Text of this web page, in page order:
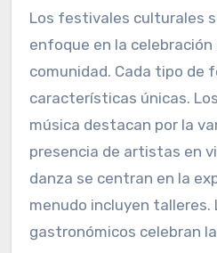
Los festivales culturales
enfoque en la
comunidad. Cada tipo de
características únicas.
música destacan por la
presencia de artistas en
danza se centran en la
menudo incluyen
gastronómicos celebran